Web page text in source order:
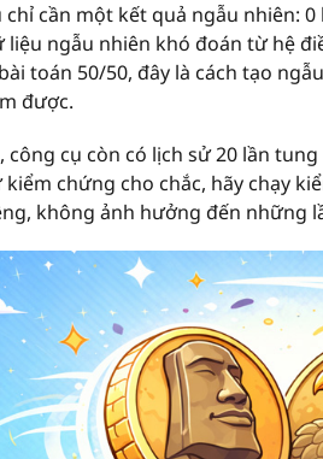
cần một kết quả ngẫu nhiên:
ngẫu nhiên khó đoán từ hệ
toán 50/50, đây là cách tạo
được.
công cụ còn có lịch sử 20 lần
chứng cho chắc, hãy chạy
không ảnh hưởng đến những